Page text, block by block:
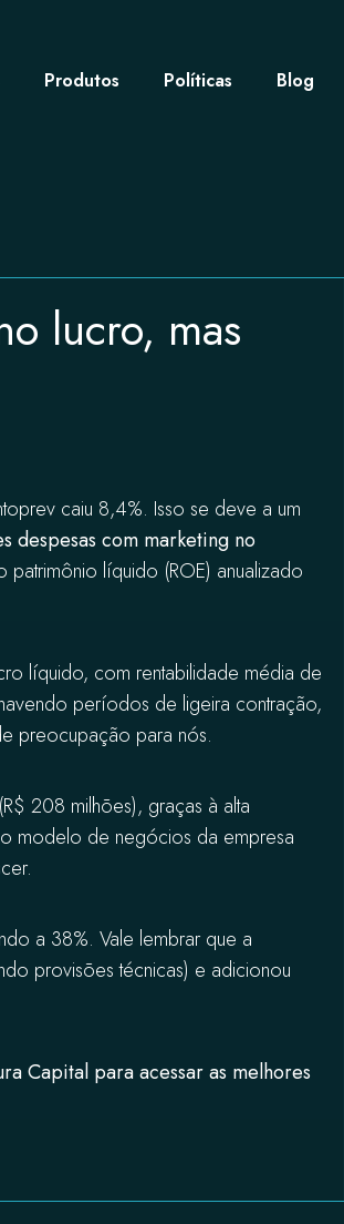
Produtos Políticas Blog
lucro, mas
caiu 8,4%. Isso se deve a um
despesas com marketing no
líquido (ROE) anualizado
líquido, com rentabilidade média de
períodos de ligeira contração,
preocupação para nós.
208 milhões), graças à alta
modelo de negócios da empresa
a 38%. Vale lembrar que a
provisões técnicas) e adicionou
Capital para acessar as melhores